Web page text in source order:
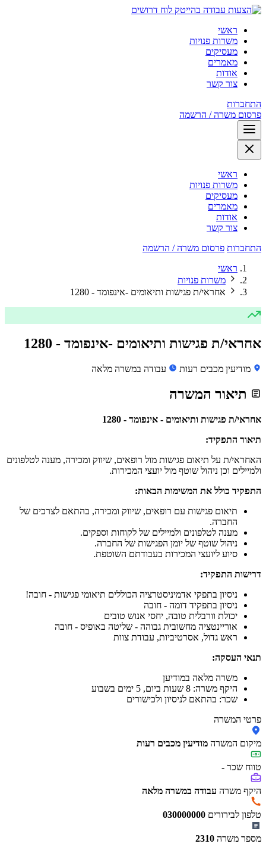
לוח דרושים
ראשי
משרות פנויות
מעסיקים
מאמרים
אודות
צור קשר
התחברות
פרסום משרה / הרשמה
ראשי
משרות פנויות
מעסיקים
מאמרים
אודות
צור קשר
התחברות פרסום משרה / הרשמה
ראשי
משרות פנויות
אחראי/ת פגישות ותיאומים -אינפומד - 1280
אחראי/ת פגישות ותיאומים -אינפומד - 1280
מודיעין מכבים רעות עבודה במשרה מלאה
תיאור המשרה
אחראי/ת פגישות ותיאומים - אינפומד - 1280
תיאור התפקיד:
האחראי/ת על תיאום פגישות מול רופאים, שיווק ומכירה, מענה לטלפונים
ולמיילים וכן ניהול שוטף מול יועצי המכירות.
התפקיד כולל את המשימות הבאות:
תיאום פגישות עם רופאים, שיווק ומכירה, בהתאם לצרכים של
החברה.
מענה לטלפונים ולמיילים של לקוחות וספקים.
ניהול שוטף של יומן הפגישות של החברה.
סיוע ליועצי המכירות בעבודתם השוטפת.
דרישות התפקיד:
ניסיון בתפקי אדמיניסטרציה הכוללים תיאומי פגישות - חובה!
ניסיון בתפקיד דומה - חובה
יכולת וורבלית טובה, יחסי אנוש טובים
אוריינטציה מחשובית גבוהה - שליטה באופיס - חובה
ראש גדול, אסרטיביות, עבודת צוות
תנאי העסקה:
משרה מלאה במודיען
היקף משרה: 8 שעות ביום, 5 ימים בשבוע
שכר: בהתאם לניסיון ולכישורים
פרטי המשרה
מיקום המשרה מודיעין מכבים רעות
טווח שכר -
היקף משרה עבודה במשרה מלאה
טלפון לבירורים 030000000
מספר משרה 2310